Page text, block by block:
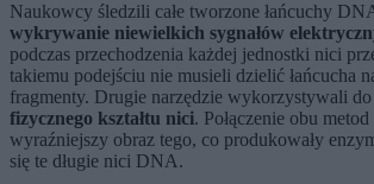
Naukowcy śledzili całe tworzone łańcuchy
wykrywanie niewielkich sygnałów
podczas przechodzenia każdej jednostki nici
takiemu podejściu nie musieli dzielić łańcucha
fragmenty. Drugie narzędzie wykorzystywali do
fizycznego kształtu nici. Połączenie obu metod
wyraźniejszy obraz tego, co produkowały
się te długie nici DNA.